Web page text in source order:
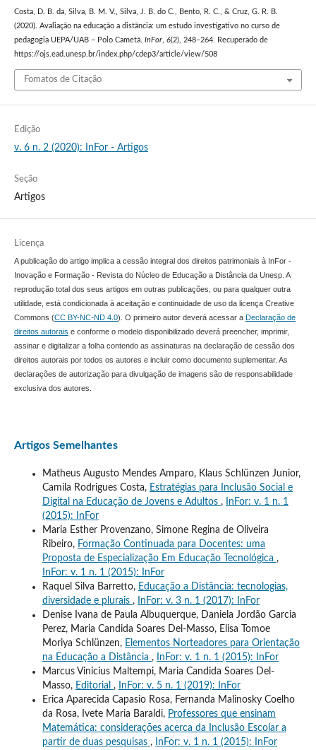
Costa, D. B. da, Silva, B. M. V., Silva, J. B. do C., Bento, R. C., & Cruz, G. R. B.
(2020). Avaliação na educação a distância: um estudo investigativo no curso de
pedagogia UEPA/UAB – Polo Cametá. InFor, 6(2), 248–264. Recuperado de
https://ojs.ead.unesp.br/index.php/cdep3/article/view/508
Fomatos de Citação
Edição
v. 6 n. 2 (2020): InFor - Artigos
Seção
Artigos
Licença
A publicação do artigo implica a cessão integral dos direitos patrimoniais à InFor -
Inovação e Formação - Revista do Núcleo de Educação a Distância da Unesp. A
reprodução total dos seus artigos em outras publicações, ou para qualquer outra
utilidade, está condicionada à aceitação e continuidade de uso da licença Creative
Commons (CC BY-NC-ND 4.0). O primeiro autor deverá acessar a Declaração de
direitos autorais e conforme o modelo disponibilizado deverá preencher, imprimir,
assinar e digitalizar a folha contendo as assinaturas na declaração de cessão dos
direitos autorais por todos os autores e incluir como documento suplementar. As
declarações de autorização para divulgação de imagens são de responsabilidade
exclusiva dos autores.
Artigos Semelhantes
Matheus Augusto Mendes Amparo, Klaus Schlünzen Junior,
Camila Rodrigues Costa, Estratégias para Inclusão Social e
Digital na Educação de Jovens e Adultos ,
InFor: v. 1 n. 1
(2015): InFor
Maria Esther Provenzano, Simone Regina de Oliveira
Ribeiro, Formação Continuada para Docentes: uma
Proposta de Especialização Em Educação Tecnológica ,
InFor: v. 1 n. 1 (2015): InFor
Raquel Silva Barretto, Educação a Distância: tecnologias,
diversidade e plurais ,
InFor: v. 3 n. 1 (2017): InFor
Denise Ivana de Paula Albuquerque, Daniela Jordão Garcia
Perez, Maria Candida Soares Del-Masso, Elisa Tomoe
Moriya Schlünzen, Elementos Norteadores para Orientação
na Educação a Distância ,
InFor: v. 1 n. 1 (2015): InFor
Marcus Vinicius Maltempi, Maria Candida Soares Del-
Masso, Editorial ,
InFor: v. 5 n. 1 (2019): InFor
Erica Aparecida Capasio Rosa, Fernanda Malinosky Coelho
da Rosa, Ivete Maria Baraldi, Professores que ensinam
Matemática: considerações acerca da Inclusão Escolar a
partir de duas pesquisas , InFor: v. 1 n. 1 (2015): InFor